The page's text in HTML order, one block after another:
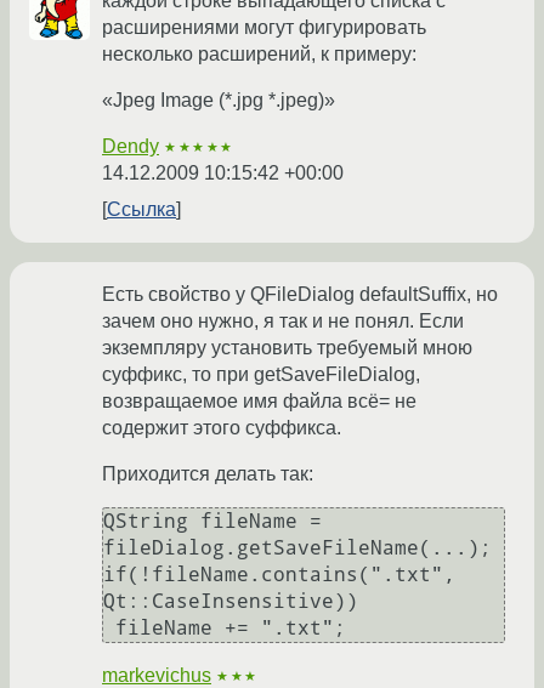
расширениями могут фигурировать
несколько расширений, к примеру:
«Jpeg Image (*.jpg *.jpeg)»
Dendy ★★★★★
14.12.2009 10:15:42 +00:00
Ссылка
Есть свойство у QFileDialog defaultSuffix, но
зачем оно нужно, я так и не понял. Если
экземпляру установить требуемый мною
суффикс, то при getSaveFileDialog,
возвращаемое имя файла всё= не
содержит этого суффикса.
Приходится делать так:
QString fileName =
fileDialog.getSaveFileName(...);
if(!fileName.contains(".txt",
Qt::CaseInsensitive))
markevichus ★★★